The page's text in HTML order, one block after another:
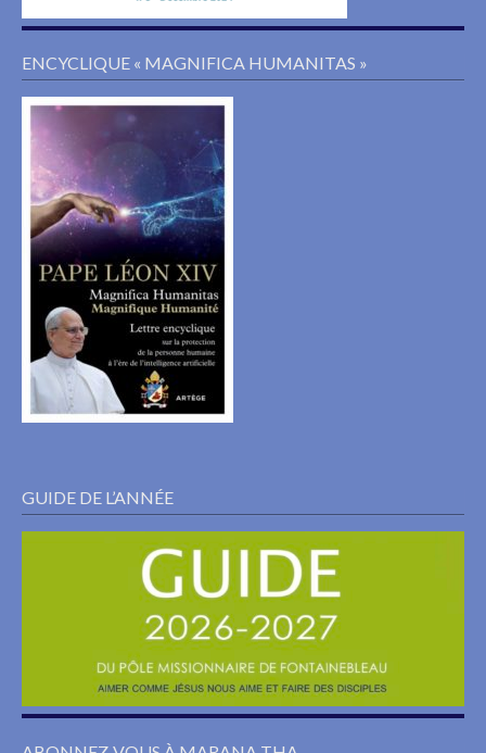
ENCYCLIQUE « MAGNIFICA HUMANITAS »
GUIDE DE L’ANNÉE